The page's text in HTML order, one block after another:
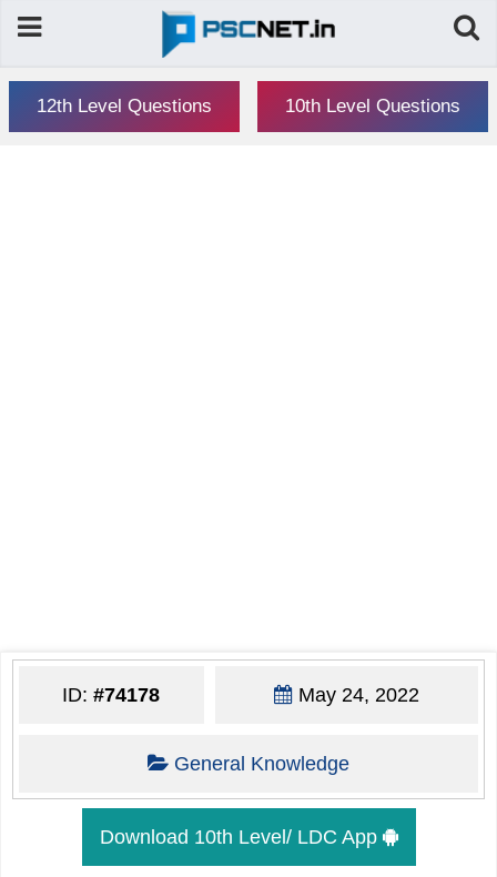
12th Level Questions 10th Level Questions
ID:#74178 May 24, 2022
General Knowledge
Download 10th Level/ LDC App